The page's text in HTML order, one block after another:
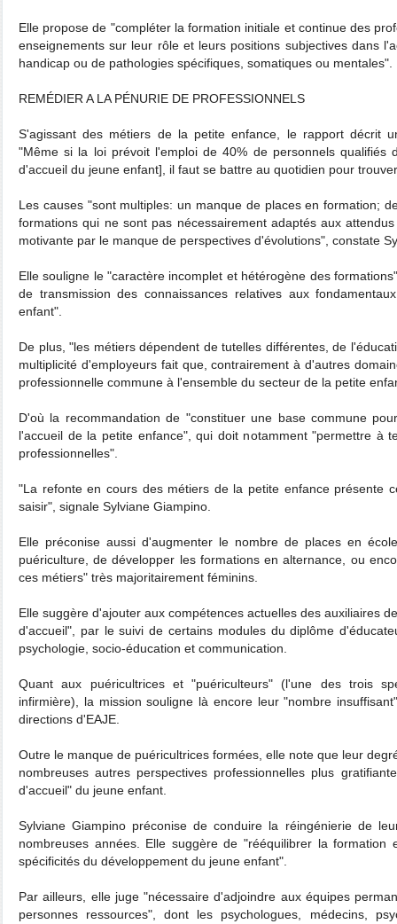
Elle propose de "compléter la formation initiale et continue des
enseignements sur leur rôle et leurs positions subjectives dans
handicap ou de pathologies spécifiques, somatiques ou mentales".
REMÉDIER A LA PÉNURIE DE PROFESSIONNELS
S'agissant des métiers de la petite enfance, le rapport décrit
"Même si la loi prévoit l'emploi de 40% de personnels qualifiés
d'accueil du jeune enfant], il faut se battre au quotidien pour
Les causes "sont multiples: un manque de places en formation;
formations qui ne sont pas nécessairement adaptés aux
motivante par le manque de perspectives d'évolutions", constate
Elle souligne le "caractère incomplet et hétérogène des
de transmission des connaissances relatives aux
enfant".
De plus, "les métiers dépendent de tutelles différentes, de
multiplicité d'employeurs fait que, contrairement à d'autres
professionnelle commune à l'ensemble du secteur de la petite
D'où la recommandation de "constituer une base commune
l'accueil de la petite enfance", qui doit notamment "permettre à
professionnelles".
"La refonte en cours des métiers de la petite enfance présente
saisir", signale Sylviane Giampino.
Elle préconise aussi d'augmenter le nombre de places en
puériculture, de développer les formations en alternance, ou
ces métiers" très majoritairement féminins.
Elle suggère d'ajouter aux compétences actuelles des auxiliaires
d'accueil", par le suivi de certains modules du diplôme
psychologie, socio-éducation et communication.
Quant aux puéricultrices et "puériculteurs" (l'une des trois
infirmière), la mission souligne là encore leur "nombre
directions d'EAJE.
Outre le manque de puéricultrices formées, elle note que leur
nombreuses autres perspectives professionnelles plus
d'accueil" du jeune enfant.
Sylviane Giampino préconise de conduire la réingénierie de
nombreuses années. Elle suggère de "rééquilibrer la
spécificités du développement du jeune enfant".
Par ailleurs, elle juge "nécessaire d'adjoindre aux équipes
personnes ressources", dont les psychologues, médecins,